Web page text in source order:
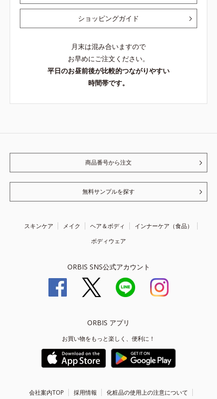
ショッピングガイド
月末は混み合いますので
お早めにご注文ください。
平日のお昼前後が比較的つながりやすい
時間帯です。
商品番号から注文
無料サンプルを探す
スキンケア メイク ヘア＆ボディ
インナーケア（食品）
ボディウェア
ORBIS SNS公式アカウント
ORBIS アプリ
お買い物をもっと楽しく、便利に！
会社案内TOP 採用情報 化粧品の使用上の注意について